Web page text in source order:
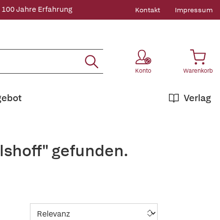
100 Jahre Erfahrung Kontakt Impressum
Konto Warenkorb
Verlag
gefunden.